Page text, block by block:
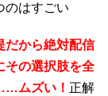
のはすごい
だから絶対配信
その選択肢を全
ムズい！ 正解